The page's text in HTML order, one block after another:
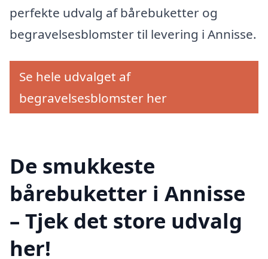
perfekte udvalg af bårebuketter og
begravelsesblomster til levering i Annisse.
Se hele udvalget af
begravelsesblomster her
De smukkeste
bårebuketter i Annisse
– Tjek det store udvalg
her!